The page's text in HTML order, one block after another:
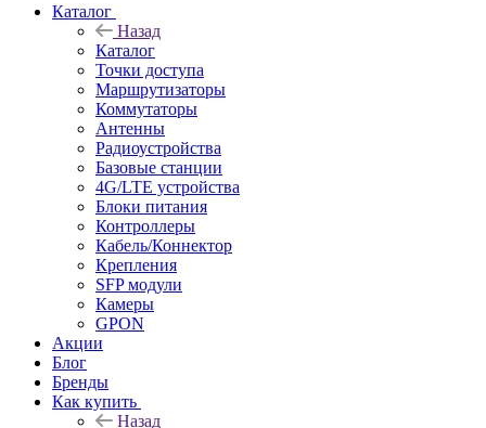
Каталог
Назад
Каталог
Точки доступа
Маршрутизаторы
Коммутаторы
Антенны
Радиоустройства
Базовые станции
4G/LTE устройства
Блоки питания
Контроллеры
Кабель/Коннектор
Крепления
SFP модули
Камеры
GPON
Акции
Блог
Бренды
Как купить
Назад